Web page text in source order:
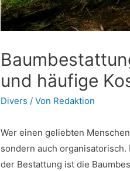
und häufige
Divers / Von Redaktion
Wer einen geliebten
sondern auch
der Bestattung ist die